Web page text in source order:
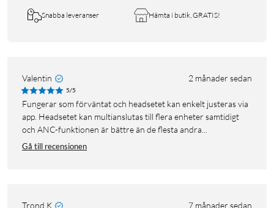
Snabba leveranser Hämta i butik, GRATIS!
Valentin 2 månader sedan
5/5
Fungerar som förväntat och headsetet kan enkelt justeras via
app. Headsetet kan multianslutas till flera enheter samtidigt
och ANC-funktionen är bättre än de flesta andra...
Gå till recensionen
Trond K 7 månader sedan